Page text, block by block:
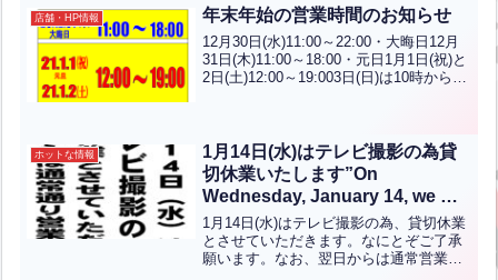
料券のサービスをさせていただきます。
中継車の横から気...全文はクリック
店舗・HP情報 年末年始の営業時間のお知らせ
12月30日(水)11:00～22:00・大晦日12月
31日(木)11:00～18:00・元日1月1日(祝)と
2日(土)12:00～19:003日(日)は10時から通
ホットな情報
1月14日(水)はテレビ撮影の為貸
切休業いたします”On
Wednesday, January 14, we will
be closed for a private event
due to a TV shoot.”【ENG CHT
KOR JPN】
1月14日(水)はテレビ撮影の為、貸切休業
とさせていただきます。なにとぞご了承
願います。なお、翌日からは通常営業い